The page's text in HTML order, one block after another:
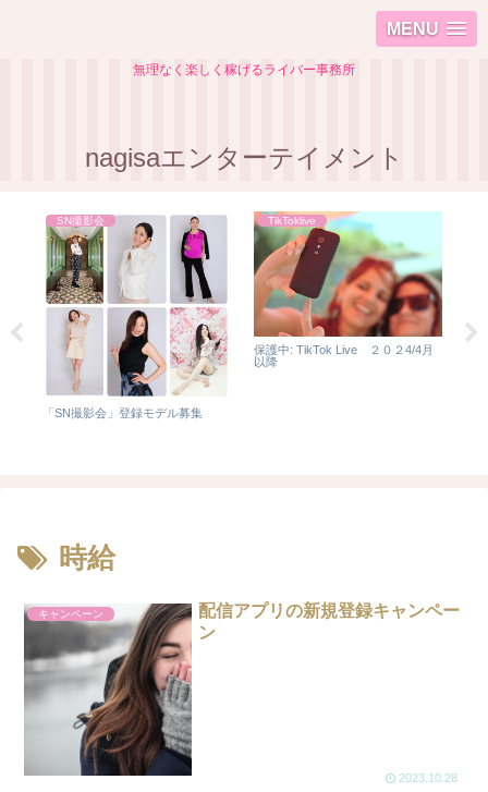
MENU
無理なく楽しく稼げるライバー事務所
nagisaエンターテイメント
SN撮影会
「SN撮影会」登録モデル募集
TikToklive
保護中: TikTok Live ２０２4/4月
以降
時給
キャンペーン
配信アプリの新規登録キャンペー
ン
2023.10.28